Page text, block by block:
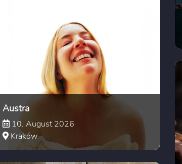
Austra
10. August 2026
Kraków